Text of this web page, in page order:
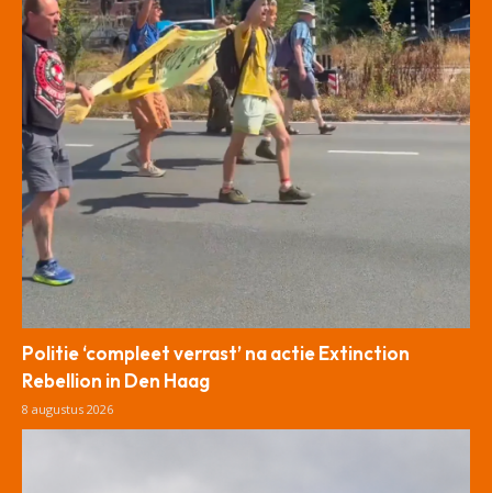
Politie ‘compleet verrast’ na actie Extinction
Rebellion in Den Haag
8 augustus 2026